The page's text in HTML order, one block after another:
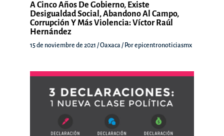
A Cinco Años De Gobierno, Existe
Desigualdad Social, Abandono Al Campo,
Corrupción Y Más Violencia: Víctor Raúl
Hernández
15 de noviembre de 2021 /Oaxaca / Porepicentronoticiasmx